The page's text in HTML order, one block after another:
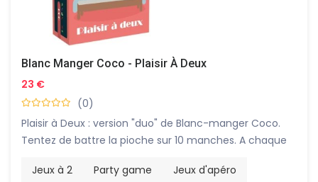
Blanc Manger Coco - Plaisir À Deux
23 €
(0)
Plaisir à Deux : version "duo" de Blanc-manger Coco.
Tentez de battre la pioche sur 10 manches. A chaque
supérieur, plus difficile, tout en débloquant de
Jeux à 2 Party game Jeux d'apéro